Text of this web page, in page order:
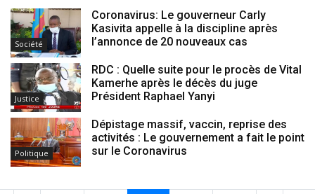
Société
Coronavirus: Le gouverneur Carly
Kasivita appelle à la discipline après
l’annonce de 20 nouveaux cas
Justice
RDC : Quelle suite pour le procès de Vital
Kamerhe après le décès du juge
Président Raphael Yanyi
Politique
Dépistage massif, vaccin, reprise des
activités : Le gouvernement a fait le point
sur le Coronavirus